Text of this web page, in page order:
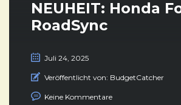
NEUHEIT: Honda
RoadSync
Juli 24, 2025
Veröffentlicht von: BudgetCatcher
Keine Kommentare